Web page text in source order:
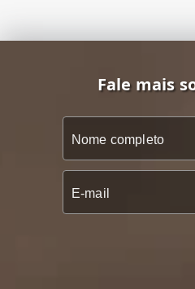
Fale mais